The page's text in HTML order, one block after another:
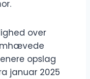
over
opslag
januar 2025